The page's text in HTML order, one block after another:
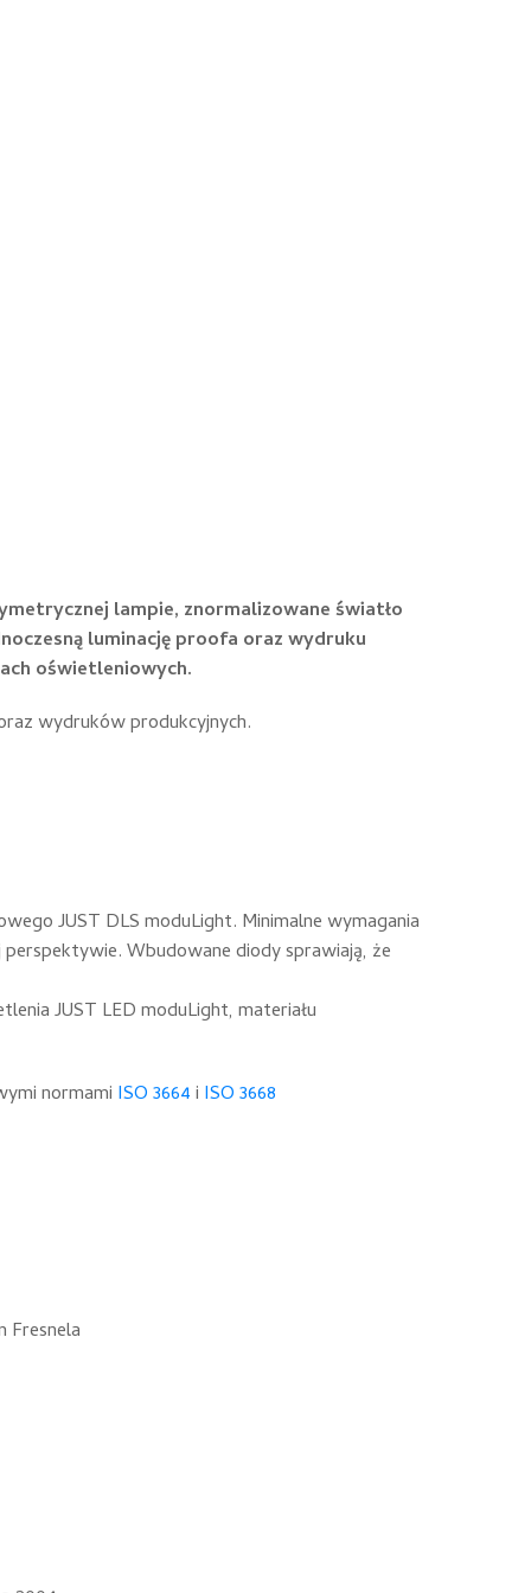
lampie, znormalizowane światło
luminację proofa oraz wydruku
oświetleniowych.
wydruków produkcyjnych.
JUST DLS moduLight. Minimalne wymagania
Wbudowane diody sprawiają, że
JUST LED moduLight, materiału
normami ISO 3664i ISO 3668
Fresnela